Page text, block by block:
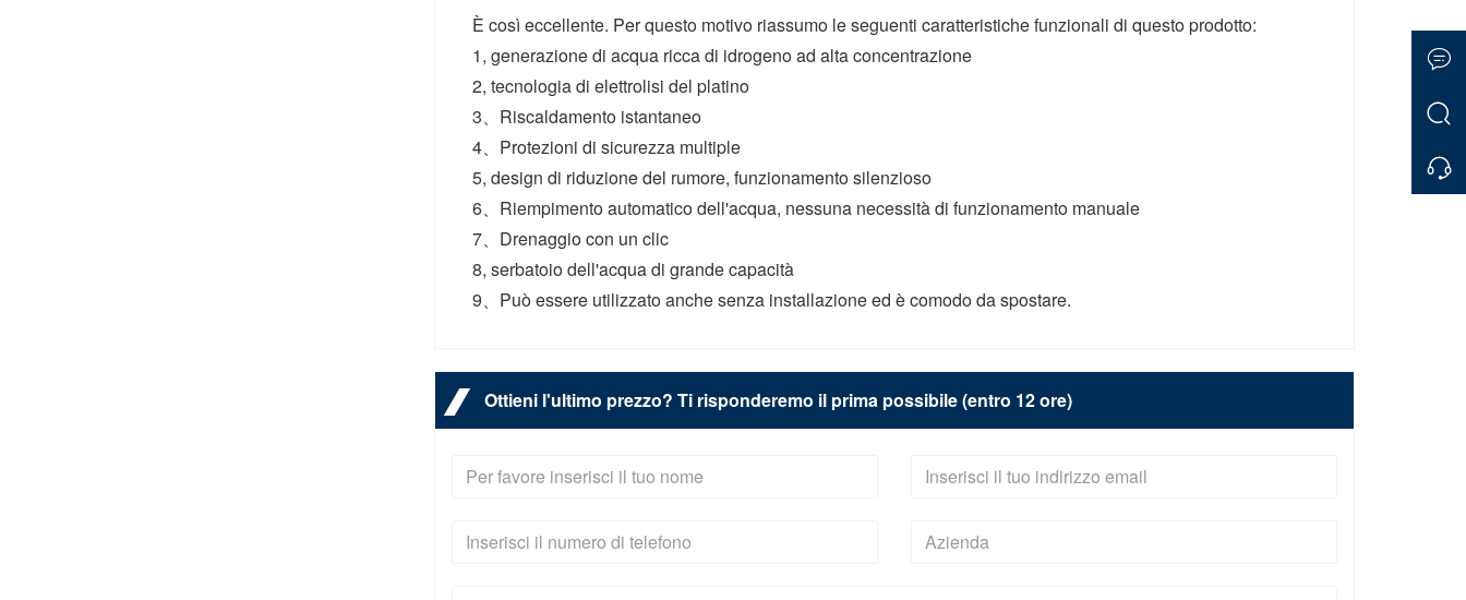
È così eccellente. Per questo motivo riassumo le seguenti caratteristiche funzionali di questo prodotto:
1, generazione di acqua ricca di idrogeno ad alta concentrazione
2, tecnologia di elettrolisi del platino
3、Riscaldamento istantaneo
4、Protezioni di sicurezza multiple
5, design di riduzione del rumore, funzionamento silenzioso
6、Riempimento automatico dell'acqua, nessuna necessità di funzionamento manuale
7、Drenaggio con un clic
8, serbatoio dell'acqua di grande capacità
9、Può essere utilizzato anche senza installazione ed è comodo da spostare.
Ottieni l'ultimo prezzo? Ti risponderemo il prima possibile (entro 12 ore)